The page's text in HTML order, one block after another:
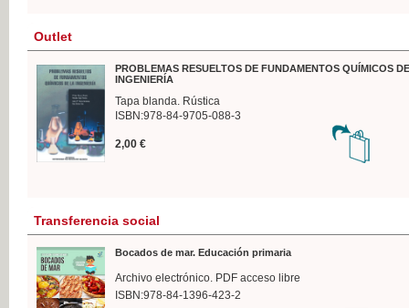
Outlet
PROBLEMAS RESUELTOS DE FUNDAMENTOS QUÍMICOS
INGENIERÍA
Tapa blanda. Rústica
ISBN:978-84-9705-088-3
2,00 €
Transferencia social
Bocados de mar. Educación primaria
Archivo electrónico. PDF acceso libre
ISBN:978-84-1396-423-2